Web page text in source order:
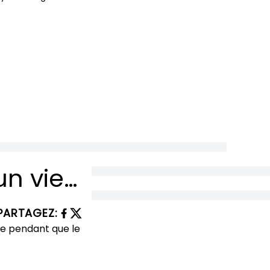
RÉCIT : 213 drones russes abattus depuis un vieux coucou soviétique — l’Ukraine bricole sa défense pendant que le monde regarde
: